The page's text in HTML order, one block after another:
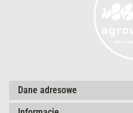
Dane adresowe